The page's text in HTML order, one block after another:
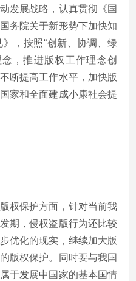
发展战略，认真贯彻《国
务院关于新形势下加快知
，按照“创新、协调、绿
，推进版权工作理念创
断提高工作水平，加快版
家和全面建成小康社会提
保护方面，针对当前我
期，侵权盗版行为还比较
优化的现实，继续加大版
版权保护。同时要与我国
于发展中国家的基本国情